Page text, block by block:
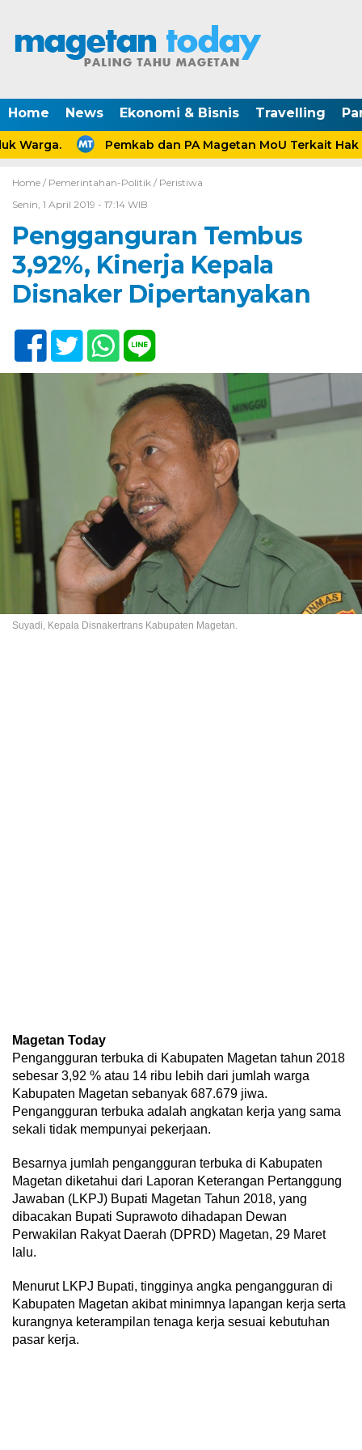
Home News Ekonomi & Bisnis Travelling
Warga. Pemkab dan PA Magetan MoU Terkait Hak
Home / Pemerintahan-Politik / Peristiwa
Senin, 1 April 2019 - 17:14 WIB
Pengganguran Tembus
3,92%, Kinerja Kepala
Disnaker Dipertanyakan
Suyadi, Kepala Disnakertrans Kabupaten Magetan.
Magetan Today
Pengangguran terbuka di Kabupaten Magetan tahun 2018
sebesar 3,92 % atau 14 ribu lebih dari jumlah warga
Kabupaten Magetan sebanyak 687.679 jiwa.
Pengangguran terbuka adalah angkatan kerja yang sama
sekali tidak mempunyai pekerjaan.
Besarnya jumlah pengangguran terbuka di Kabupaten
Magetan diketahui dari Laporan Keterangan Pertanggung
Jawaban (LKPJ) Bupati Magetan Tahun 2018, yang
dibacakan Bupati Suprawoto dihadapan Dewan
Perwakilan Rakyat Daerah (DPRD) Magetan, 29 Maret
lalu.
Menurut LKPJ Bupati, tingginya angka pengangguran di
Kabupaten Magetan akibat minimnya lapangan kerja serta
kurangnya keterampilan tenaga kerja sesuai kebutuhan
pasar kerja.